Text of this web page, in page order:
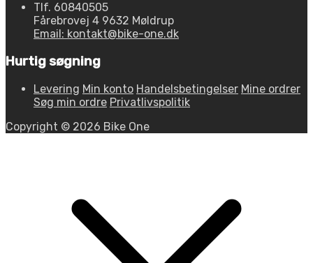
Tlf. 60840505
Fårebrovej 4 9632 Møldrup
Email: kontakt@bike-one.dk
Hurtig søgning
Levering Min konto Handelsbetingelser Mine ordrer
Søg min ordre Privatlivspolitik
Copyright © 2026 Bike One